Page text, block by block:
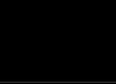
ПРЕМИУМ — GX